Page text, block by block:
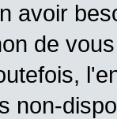
avoir
de
non-